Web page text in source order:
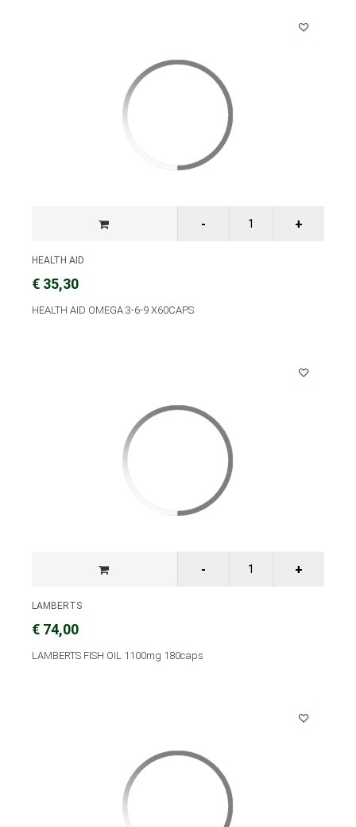
HEALTH AID
€ 35,30
HEALTH AID OMEGA 3-6-9 X60CAPS
LAMBERTS
€ 74,00
LAMBERTS FISH OIL 1100mg 180caps